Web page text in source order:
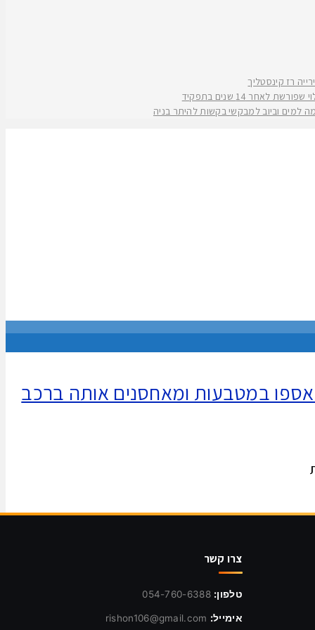
14 שנים בתפקיד
למים וביוב למבקשי בקשות להיתר בניה
הברינקס אוספים את השקית הכבדה עם 1500 ש"ח שאספו במטבעות ומאחסנים אותה ברכב
צרו קשר
טלפון: 054-760-6388
אימייל: rishon106@gmail.com